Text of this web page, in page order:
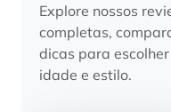
Explore nossos
completas,
dicas para
idade e estilo.